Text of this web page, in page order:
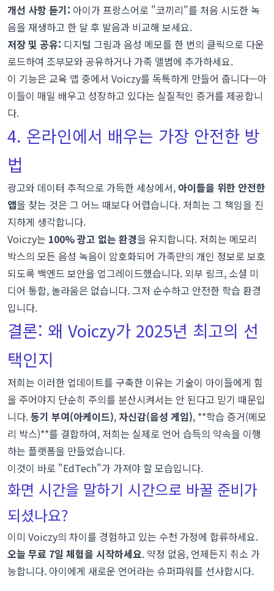
개선 사항 듣기: 아이가 프랑스어로 "코끼리"를 처음 시도한 녹
음을 재생하고 한 달 후 발음과 비교해 보세요.
저장 및 공유: 디지털 그림과 음성 메모를 한 번의 클릭으로 다운
로드하여 조부모와 공유하거나 가족 앨범에 추가하세요.
이 기능은 교육 앱 중에서 Voiczy를 독특하게 만들어 줍니다—아
이들이 매일 배우고 성장하고 있다는 실질적인 증거를 제공합니
다.
4. 온라인에서 배우는 가장 안전한 방
법
광고와 데이터 추적으로 가득한 세상에서, 아이들을 위한 안전한
앱을 찾는 것은 그 어느 때보다 어렵습니다. 저희는 그 책임을 진
지하게 생각합니다.
Voiczy는 100% 광고 없는 환경을 유지합니다. 저희는 메모리
박스의 모든 음성 녹음이 암호화되어 가족만의 개인 정보로 보호
되도록 백엔드 보안을 업그레이드했습니다. 외부 링크, 소셜 미
디어 통합, 놀라움은 없습니다. 그저 순수하고 안전한 학습 환경
입니다.
결론: 왜 Voiczy가 2025년 최고의 선
택인지
저희는 이러한 업데이트를 구축한 이유는 기술이 아이들에게 힘
을 주어야지 단순히 주의를 분산시켜서는 안 된다고 믿기 때문입
니다.동기 부여(아케이드), 자신감(음성 게임), **학습 증거(메모
리 박스)**를 결합하여, 저희는 실제로 언어 습득의 약속을 이행
하는 플랫폼을 만들었습니다.
이것이 바로 "EdTech"가 가져야 할 모습입니다.
화면 시간을 말하기 시간으로 바꿀 준비가
되셨나요?
이미 Voiczy의 차이를 경험하고 있는 수천 가정에 합류하세요.
오늘 무료 7일 체험을 시작하세요. 약정 없음, 언제든지 취소 가
능합니다. 아이에게 새로운 언어라는 슈퍼파워를 선사합시다.